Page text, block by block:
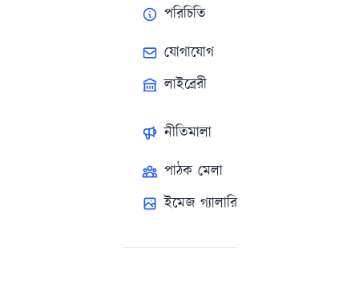
পরিচিতি
যোগাযোগ
লাইব্রেরী
নীতিমালা
পাঠক মেলা
ইমেজ গ্যালারি